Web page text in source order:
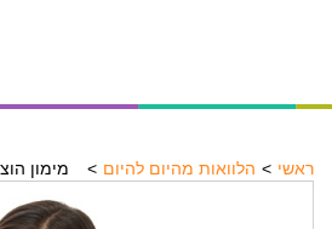
ראשי הלוואות מהיום להיום מימון